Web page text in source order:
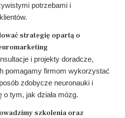
potrzebami i
strategię opartą o
i projekty doradcze,
pomagamy firmom wykorzystać
zdobycze neuronauki i
o tym, jak działa mózg.
szkolenia oraz